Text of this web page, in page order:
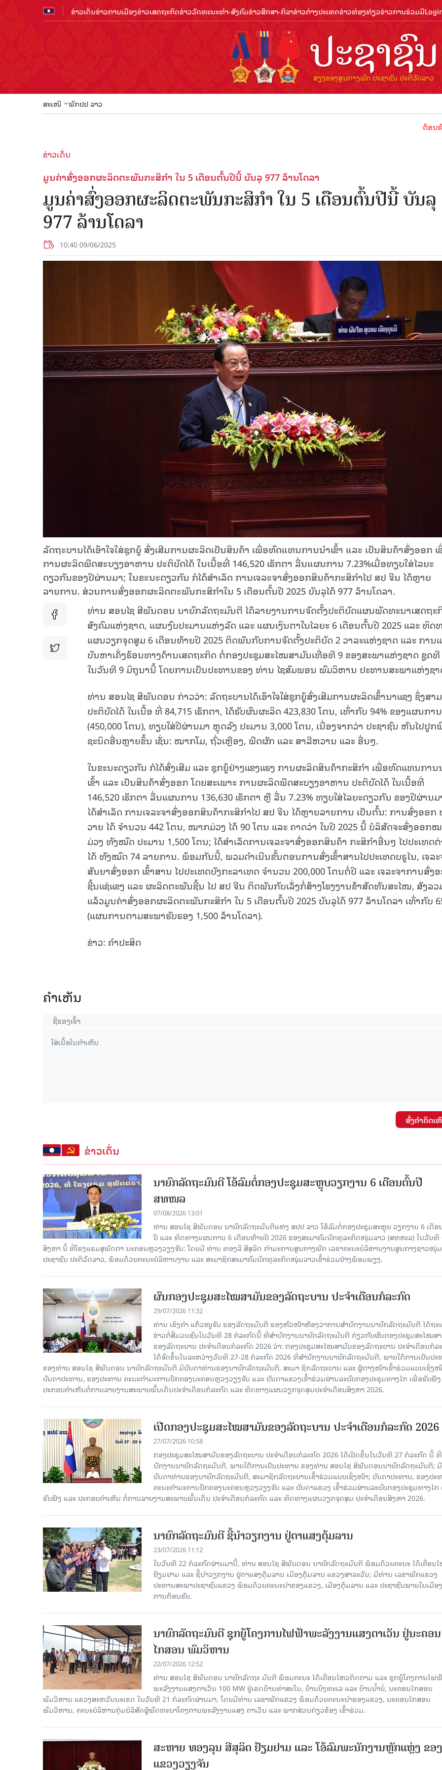
ຂ່າວເດັ່ນຂ່າວການເມືອງຂ່າວເສດຖະກິດຂ່າວວັດທະນະທຳ-ສັງຄົມຂ່າວສືກສາ-ກິລາຂ່າວຕ່າງປະເທດຂ່າວທ່ອງທ່ຽວຂ່າວການຮ່ວມມື
ສະເໜີ ພັກປປ ລາວ
ຕ້ອນຮັບປີທ່
ຂ່າວເດັ່ນ
ມູນຄ່າສົ່ງອອກຜະລິດຕະພັນກະສິກຳ ໃນ 5 ເດືອນຕົ້ນປີນີ້ ບັນລຸ 977 ລ້ານໂດລາ
ມູນຄ່າສົ່ງອອກຜະລິດຕະພັນກະສິກຳ ໃນ 5 ເດືອນຕົ້ນປີນີ້ ບັນລຸ
977 ລ້ານໂດລາ
10:40 09/06/2025
ລັດຖະບານໄດ້ເອົາໃຈໃສ່ຊຸກຍູ້ ສົ່ງເສີມການຜະລິດເປັນສິນຄ້າ ເພື່ອທົດແທນການນຳເຂົ້າ ແລະ ເປັນສິນຄ້າສົ່ງອອກ ເ
ການຜະລິດພືດສະບຽງອາຫານ ປະຕິບັດໄດ້ ໃນເນື້ອທີ່ 146,520 ເຮັກຕາ ລື່ນແຜນການ 7.23%ເມື່ອທຽບໃສ່ໄລຍະ
ດຽວກັນຂອງປີຜ່ານມາ; ໃນຂະນະດຽວກັນ ກໍໄດ້ສໍາເລັດ ການເຈລະຈາສົ່ງອອກສິນຄ້າກະສິກຳໄປ ສປ ຈີນ ໄດ້ຫຼາຍ
ລາຍການ. ສ່ວນການສົ່ງອອກຜະລິດຕະພັນກະສິກຳໃນ 5 ເດືອນຕົ້ນປີ 2025 ບັນລຸໄດ້ 977 ລ້ານໂດລາ.
ທ່ານ ສອນໄຊ ສີພັນດອນ ນາຍົກລັດຖະມົນຕີ ໄດ້ລາຍງານການຈັດຕັ້ງປະຕິບັດແຜນພັດທະນາເສດຖະ
ສັງຄົມແຫ່ງຊາດ, ແຜນງົບປະມານແຫ່ງລັດ ແລະ ແຜນເງິນຕາໃນໄລຍະ 6 ເດືອນຕົ້ນປີ 2025 ແລະ ທິດ
ແຜນວຽກຈຸດສູມ 6 ເດືອນທ້າຍປີ 2025 ຕິດພັນກັບການຈັດຕັ້ງປະຕິບັດ 2 ວາລະແຫ່ງຊາດ ແລະ ການ
ບັນຫາເຄັ່ງຮ້ອນທາງດ້ານເສດຖະກິດ ຕໍ່ກອງປະຊຸມສະໄໝສາມັນເທື່ອທີ 9 ຂອງສະພາແຫ່ງຊາດ ຊູດທີ
ໃນວັນທີ 9 ມິຖຸນານີ້ ໂດຍການເປັນປະທານຂອງ ທ່ານ ໄຊສົມພອນ ພົມວິຫານ ປະທານສະພາແຫ່ງຊາ
ທ່ານ ສອນໄຊ ສີພັນດອນ ກ່າວວ່າ: ລັດຖະບານໄດ້ເອົາໃຈໃສ່ຊຸກຍູ້ສົ່ງເສີມການຜະລິດເຂົ້ານາແຊງ ຊຶ່ງສາ
ປະຕິບັດໄດ້ ໃນເນື້ອ ທີ່ 84,715 ເຮັກຕາ, ໄດ້ຮັບຜົນຜະລິດ 423,830 ໂຕນ, ເທົ່າກັບ 94% ຂອງແຜນການ
(450,000 ໂຕນ), ທຽບໃສ່ປີຜ່ານມາ ຫຼຸດລົງ ປະມານ 3,000 ໂຕນ, ເນື່ອງຈາກວ່າ ປະຊາຊົນ ຫັນໄປປູກ
ຊະນິດອື່ນຫຼາຍຂຶ້ນ ເຊັ່ນ: ໝາກໂມ, ຖົ່ວເຫຼືອງ, ພືດຜັກ ແລະ ສາລີຫວານ ແລະ ອື່ນໆ.
ໃນຂະນະດຽວກັນ ກໍໄດ້ສົ່ງເສີມ ແລະ ຊຸກຍູ້ຢ່າງແຂງແຮງ ການຜະລິດສິນຄ້າກະສິກຳ ເພື່ອທົດແທນການ
ເຂົ້າ ແລະ ເປັນສິນຄ້າສົ່ງອອກ ໂດຍສະເພາະ ການຜະລິດພືດສະບຽງອາຫານ ປະຕິບັດໄດ້ ໃນເນື້ອທີ່
146,520 ເຮັກຕາ ລື່ນແຜນການ 136,630 ເຮັກຕາ ຫຼື ລື່ນ 7.23% ທຽບໃສ່ໄລຍະດຽວກັນ ຂອງປີຜ່ານມ
ໄດ້ສໍາເລັດ ການເຈລະຈາສົ່ງອອກສິນຄ້າກະສິກຳໄປ ສປ ຈີນ ໄດ້ຫຼາຍລາຍການ ເປັນຕົ້ນ: ການສົ່ງອອກ
ວາຍ ໄດ້ ຈໍານວນ 442 ໂຕນ, ໝາກມ່ວງ ໄດ້ 90 ໂຕນ ແລະ ຄາດວ່າ ໃນປີ 2025 ນີ້ ບໍລິສັດຈະສົ່ງອອກ
ມ່ວງ ທັງໝົດ ປະມານ 1,500 ໂຕນ; ໄດ້ສໍາເລັດການເຈລະຈາສົ່ງອອກສິນຄ້າ ກະສິກຳອື່ນໆ ໄປປະເທດ
ໄດ້ ທັງໝົດ 74 ລາຍການ. ພ້ອມກັນນີ້, ພວມດໍາເນີນຂັ້ນຕອນການສົ່ງເຂົ້າສານໄປປະເທດບຣູໄນ, ເຈລະ
ສັນຍາສົ່ງອອກ ເຂົ້າສານ ໄປປະເທດບັງກະລາເທດ ຈໍານວນ 200,000 ໂຕນຕໍ່ປີ ແລະ ເຈລະຈາການສົ່ງ
ຊີ້ນແຊ່ແຂງ ແລະ ຜະລິດຕະພັນຊີ້ນ ໄປ ສປ ຈີນ ຕິດພັນກັບເລັ່ງກໍ່ສ້າງໂຮງງານຂ້າສັດທັນສະໄໝ, ສັງລວ
ແລ້ວມູນຄ່າສົ່ງອອກຜະລິດຕະພັນກະສິກຳ ໃນ 5 ເດືອນຕົ້ນປີ 2025 ບັນລຸໄດ້ 977 ລ້ານໂດລາ ເທົ່າກັບ
(ແຜນການຕາມສະພາຮັບຮອງ 1,500 ລ້ານໂດລາ).
ຂ່າວ: ຄຳປະສິດ
ຄໍາເຫັນ
ສົ່ງຄໍາຄິດເ
ຂ່າວເດັ່ນ
ນາຍົກລັດຖະມົນຕີ ໂອ້ລົມຕໍ່ກອງປະຊຸມສະຫຼຸບວຽກງານ 6 ເດືອນຕົ້ນປີ
ສທໜລ
07/08/2026 13:01
ທ່ານ ສອນໄຊ ສີພັນດອນ ນາຍົກລັດຖະມົນຕີແຫ່ງ ສປປ ລາວ ໂອ້ລົມຕໍ່ກອງປະຊຸມສະຫຼຸບ ວຽກງານ 6 ເດືອ
ປີ ແລະ ທິດທາງແຜນການ 6 ເດືອນທ້າຍປີ 2026 ຂອງສະມາຄົມນັກທຸລະກິດໜຸ່ມລາວ (ສທໜລ) ໃນວັນທີ
ສິງຫາ ນີ້ ທີ່ໂຮງແຮມສຸພັດຕາ ນະຄອນຫຼວງວຽງຈັນ: ໂດຍມີ ທ່ານ ທອງລີ ສີສຸລິດ ກໍາມະການສູນກາງພັກ ເລຂາຄະນະບໍລິຫານງານສູນກາງຊາວໜຸ່ມ
ປະຊາຊົນ ປະຕິວັດລາວ, ພ້ອມດ້ວຍຄະນະບໍລິຫານງານ ແລະ ສະມາຊິກສະມາຄົມນັກທຸລະກິດໜຸ່ມລາວເຂົ້າຮ່ວມຢ່າງພ້ອມພຽງ.
ຜົນກອງປະຊຸມສະໄໝສາມັນຂອງລັດຖະບານ ປະຈຳເດືອນກໍລະກົດ
29/07/2026 11:32
ທ່ານ ເຂິງຄໍາ ແກ້ວໜູຈັນ ຮອງລັດຖະມົນຕີ ຮອງຫົວໜ້າຫ້ອງວ່າການສໍານັກງານນາຍົກລັດຖະມົນຕີ ໄດ້ຖະ
ຂ່າວຕໍ່ສື່ມວນຊົນໃນວັນທີ 28 ກໍລະກົດນີ້ ທີ່ສໍານັກງານນາຍົກລັດຖະມົນຕີ ກ່ຽວກັບຜົນກອງປະຊຸມສະໄໝສ
ຂອງລັດຖະບານ ປະຈຳເດືອນກໍລະກົດ 2026 ວ່າ: ກອງປະຊຸມສະໄໝສາມັນຂອງລັດຖະບານ ປະຈຳເດືອນກໍລ
ໄດ້ຈັດຂຶ້ນໃນລະຫວ່າງວັນທີ 27-28 ກໍລະກົດ 2026 ທີ່ສໍານັກງານນາຍົກລັດຖະມົນຕີ, ພາຍໃຕ້ການເປັນປະ
ຂອງທ່ານ ສອນໄຊ ສີພັນດອນ ນາຍົກລັດຖະມົນຕີ ມີບັນດາທ່ານຮອງນາຍົກລັດຖະມົນຕີ, ສະມາ ຊິກລັດຖະບານ ແລະ ຜູ້ຕາງໜ້າເຂົ້າຮ່ວມແບບເຊິ່ງ
ບັນດາປະທານ, ຮອງປະທານ ຄະນະກຳມະການປົກຄອງນະຄອນຫຼວງວຽງຈັນ ແລະ ບັນດາແຂວງເຂົ້າຮ່ວມຜ່ານລະບົບກອງປະຊຸມທາງໄກ ເພື່ອຮັບຟັ
ປະກອບຄຳເຫັນຕໍ່ການລາຍງານສະພາບພົ້ນເດັ່ນປະຈຳເດືອນກໍລະກົດ ແລະ ທິດທາງແຜນວຽກຈຸດສຸມປະຈຳເດືອນສິງຫາ 2026.
ເປີດກອງປະຊຸມສະໄໝສາມັນຂອງລັດຖະບານ ປະຈໍາເດືອນກໍລະກົດ 2026
27/07/2026 10:58
ກອງປະຊຸມສະໄໝສາມັນຂອງລັດຖະບານ ປະຈຳເດືອນກໍລະກົດ 2026 ໄດ້ເປີດຂຶ້ນໃນວັນທີ 27 ກໍລະກົດ ນີ້
ນັກງານນາຍົກລັດຖະມົນຕີ, ພາຍໃຕ້ການເປັນປະທານ ຂອງທ່ານ ສອນໄຊ ສີພັນດອນນາຍົກລັດຖະມົນຕີ; ມີ
ບັນດາທ່ານຮອງນາຍົກລັດຖະມົນຕີ, ສະມາຊິກລັດຖະບານເຂົ້າ​ຮ່ວມ​ແບບ​ເຊິ່ງ​ໜ້າ; ບັນດາປະທານ, ຮອງປະ
ຄະນະກຳມະການປົກຄອງນະຄອນຫຼວງວຽງຈັນ ແລະ ບັນດາແຂວງ ເຂົ້າຮ່ວມຜ່ານລະບົບກອງປະຊຸມທາງໄກ
ຮັບຟັງ ແລະ ປະກອບຄຳເຫັນ ຕໍ່ການລາຍງານສະພາບພົ້ນເດັ່ນ ປະຈຳເດືອນກໍລະກົດ ແລະ ທິດທາງແຜນວຽກຈຸດສຸມ ປະຈຳເດືອນສິງຫາ 2026.
ນາຍົກລັດຖະມົນຕີ ຊີ້ນຳວຽກງານ ຢູ່ຕາແສງຕຸ້ມລານ
23/07/2026 11:12
ໃນວັນທີ 22 ກໍລະກົດຜ່ານມານີ້, ທ່ານ ສອນໄຊ ສີພັນດອນ ນາຍົກລັດຖະມົນຕີ ພ້ອມດ້ວຍຄະນະ ໄດ້ເຄື່ອນ
ຢ້ຽມຢາມ ແລະ ຊີ້ນໍາວຽກງານ ຢູ່ຕາແສງຕຸ້ມລານ ເມືອງຕຸ້ມລານ ແຂວງສາລະວັນ; ມີທ່ານ ເລຂາພັກແຂວງ
ປະທານສະພາປະຊາຊົນແຂວງ ພ້ອມດ້ວຍຄະນະນຳຂອງແຂວງ, ເມືອງຕຸ້ມລານ ແລະ ປະຊາຊົນພາຍໃນເມືອ
ການຕ້ອນຮັບ.
ນາຍົກລັດຖະມົນຕີ ຊຸກຍູ້ໂຄງການໄຟຟ້າພະລັງງານແສງຕາເວັນ ຢູ່ນະຄອນ
ໄກສອນ ພົມວິຫານ
22/07/2026 12:52
ທ່ານ ສອນໄຊ ສີພັນດອນ ນາຍົກລັດຖະ ມົນຕີ ພ້ອມຄະນະ ໄດ້ເຄື່ອນໄຫວຕິດຕາມ ແລະ ຊຸກຍູ້ໂຄງການໄຟ
ພະລັງງານແສງຕາເວັນ 100 MW ຢູ່ເຂດບ້ານທ່າສະໂນ, ບ້ານບຶງທະເລ ແລະ ບ້ານນໍ້າບໍ່, ນະຄອນໄກສອນ
ພົມວິຫານ ແຂວງສະຫວັນນະເຂດ ໃນ​ວັນ​ທີ 21 ກໍ​ລະ​ກົດ​ຜ່ານ​ມາ, ໂດຍມີທ່ານ ເລຂາພັກແຂວງ ພ້ອມດ້ວຍຄະນະນຳຂອງແຂວງ, ນະຄອນໄກສອນ
ພົມວິຫານ, ຄະນະບໍລິຫານກຸ່ມບໍລິສັດຜູ້ພັດທະນາໂຄງການພະລັງງານແສງ ຕາເວັນ ແລະ ພາກສ່ວນກ່ຽວຂ້ອງ ເຂົ້າຮ່ວມ.
ສະຫາຍ ທອງລຸນ ສີສຸລິດ ຢ້ຽມຢາມ ແລະ ໂອ້ລົມພະນັກງານຫຼັກແຫຼ່ງ ຂອງ
ແຂວງວຽງຈັນ